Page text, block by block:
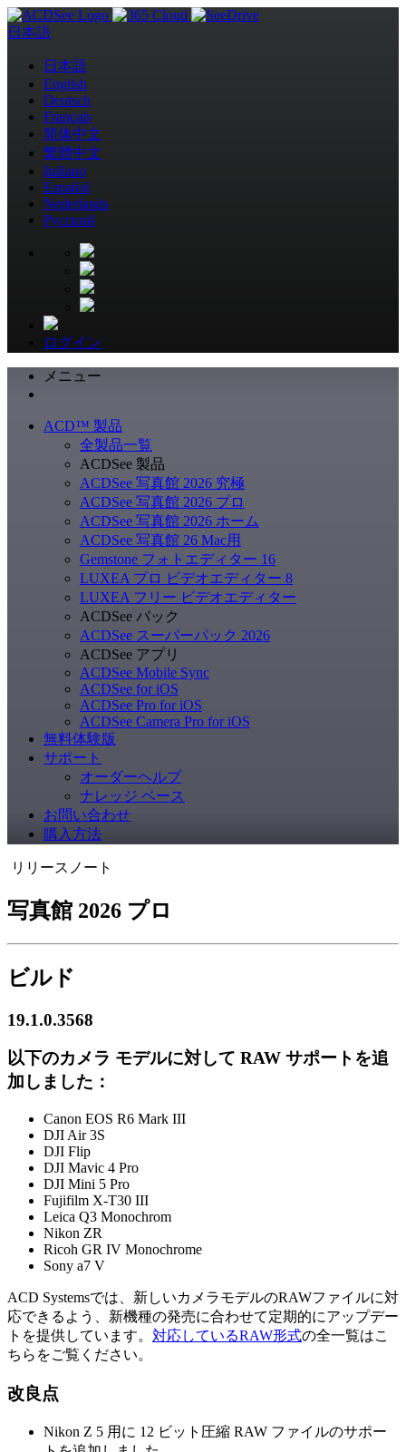
日本語
日本語
English
Deutsch
Français
简体中文
繁體中文
Italiano
Español
Nederlands
Pусский
ログイン
メニュー
ACD™ 製品
全製品一覧
ACDSee 製品
ACDSee 写真館 2026 究極
ACDSee 写真館 2026 プロ
ACDSee 写真館 2026 ホーム
ACDSee 写真館 26 Mac用
Gemstone フォトエディター 16
LUXEA プロ ビデオエディター 8
LUXEA フリー ビデオエディター
ACDSee パック
ACDSee スーパーパック 2026
ACDSee アプリ
ACDSee Mobile Sync
ACDSee for iOS
ACDSee Pro for iOS
ACDSee Camera Pro for iOS
無料体験版
サポート
オーダーヘルプ
ナレッジ ベース
お問い合わせ
購入方法
リリースノート
写真館 2026 プロ
ビルド
19.1.0.3568
以下のカメラ モデルに対して RAW サポートを追
加しました：
Canon EOS R6 Mark III
DJI Air 3S
DJI Flip
DJI Mavic 4 Pro
DJI Mini 5 Pro
Fujifilm X-T30 III
Leica Q3 Monochrom
Nikon ZR
Ricoh GR IV Monochrome
Sony a7 V
ACD Systemsでは、新しいカメラモデルのRAWファイルに対
応できるよう、新機種の発売に合わせて定期的にアップデー
トを提供しています。 対応しているRAW形式の全一覧はこ
ちらをご覧ください。
改良点
Nikon Z 5 用に 12 ビット圧縮 RAW ファイルのサポー